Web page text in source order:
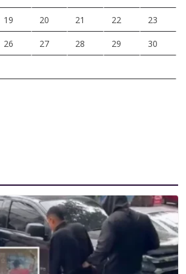
19 20 21 22 23
26 27 28 29 30